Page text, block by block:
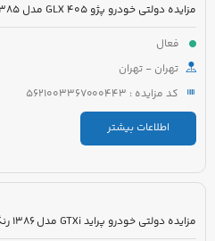
فعال
تهران - تهران
کد مزایده : 5621003367000443
اطلاعات بیشتر
مزایده دولتی خودرو پراید GTXi مدل 1386 رنگ نقره ای